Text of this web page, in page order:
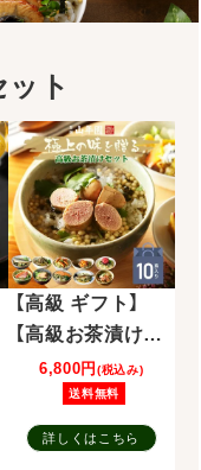
ト
【高級 ギフト】
【高級お茶漬けセ
ット】(10種類)金
目鯛、まぐろ、鰻、
鮭、いわし、磯海
苔、鮎、焼海老、鱈
6,800円(税込み)
送料無料
詳しくはこちら